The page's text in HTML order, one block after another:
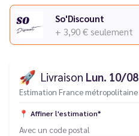
So'Discount
+ 3,90 € seulement
🚀 Livraison Lun. 10/08
Estimation France métropolitaine
📍 Affiner l'estimation*
Avec un code postal